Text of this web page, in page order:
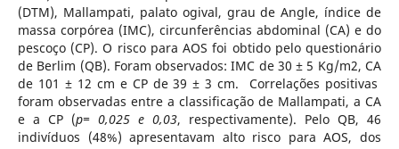
(DTM), Mallampati, palato ogival, grau de Angle, índice de
massa corpórea (IMC), circunferências abdominal (CA) e do
pescoço (CP). O risco para AOS foi obtido pelo questionário
de Berlim (QB). Foram observados: IMC de 30 ± 5 Kg/m2, CA
de 101 ± 12 cm e CP de 39 ± 3 cm. Correlações positivas
foram observadas entre a classificação de Mallampati, a CA
e a CP (p= 0,025 e 0,03, respectivamente). Pelo QB, 46
indivíduos (48%) apresentavam alto risco para AOS, dos